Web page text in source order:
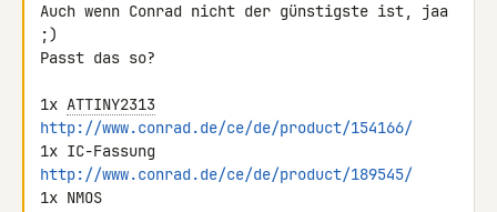
Auch wenn Conrad nicht der günstigste ist, jaa
;)
Passt das so?
1x ATTINY2313
http://www.conrad.de/ce/de/product/154166/
http://www.conrad.de/ce/de/product/189545/